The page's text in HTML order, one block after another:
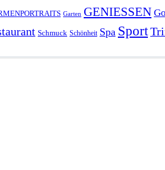
Garten GENIESSEN
Schmuck Schönheit Spa Sport